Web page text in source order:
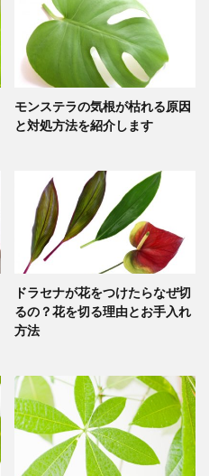
モンステラの気根が枯れる原因
と対処方法を紹介します
ドラセナが花をつけたらなぜ切
るの？花を切る理由とお手入れ
方法